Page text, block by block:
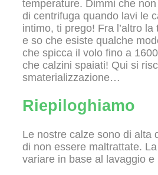
temperature. Dimmi che
di centrifuga quando lavi le
intimo, ti prego! Fra l’altro
e so che esiste qualche
che spicca il volo fino a
che calzini spaiati! Qui si
smaterializzazione…
Riepiloghiamo
Le nostre calze sono di alta
di non essere maltrattate.
variare in base al lavaggio e